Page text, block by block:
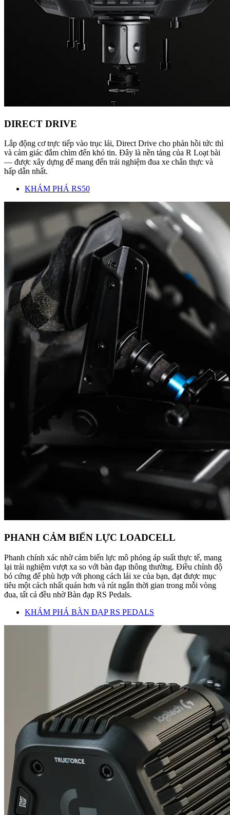
DIRECT DRIVE
Lắp động cơ trực tiếp vào trục lái, Direct Drive cho phản hồi tức thì
và cảm giác đắm chìm đến khó tin. Đây là nền tảng của R Loạt bài
— được xây dựng để mang đến trải nghiệm đua xe chân thực và
hấp dẫn nhất.
KHÁM PHÁ RS50
PHANH CẢM BIẾN LỰC LOADCELL
Phanh chính xác nhờ cảm biến lực mô phỏng áp suất thực tế, mang
lại trải nghiệm vượt xa so với bàn đạp thông thường. Điều chỉnh độ
bó cứng để phù hợp với phong cách lái xe của bạn, đạt được mục
tiêu một cách nhất quán hơn và rút ngắn thời gian trong mỗi vòng
đua, tất cả đều nhờ Bàn đạp RS Pedals.
KHÁM PHÁ BÀN ĐẠP RS PEDALS